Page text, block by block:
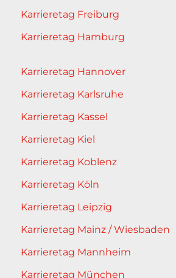
Karrieretag Freiburg
Karrieretag Hamburg
Karrieretag Hannover
Karrieretag Karlsruhe
Karrieretag Kassel
Karrieretag Kiel
Karrieretag Koblenz
Karrieretag Köln
Karrieretag Leipzig
Karrieretag Mainz / Wiesbaden
Karrieretag Mannheim
Karrieretag München